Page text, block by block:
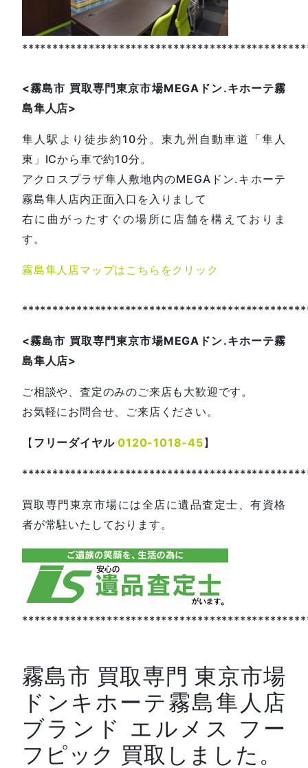
<霧島市 買取専門東京市場MEGA ドン.キホーテ霧
島隼人店>
隼人駅より徒歩約10分。東九州自動車道「隼人
東」ICから車で約10分。
アクロスプラザ隼人敷地内のMEGAドン.キホーテ
霧島隼人店内正面入口を入りまして
右に曲がったすぐの場所に店舗を構えておりま
す。
霧島隼人店マップはこちらをクリック
<霧島市 買取専門東京市場MEGA ドン.キホーテ霧
島隼人店>
ご相談や、査定のみのご来店も大歓迎です。
お気軽にお問合せ、ご来店ください。
【 フリーダイヤル0120-1018-45】
買取専門東京市場には全店に遺品査定士、有資格
者が常駐いたしております。
霧島市 買取専門 東京市場
ドンキホーテ霧島隼人店
ブランド エルメス フー
フピック 買取しました。